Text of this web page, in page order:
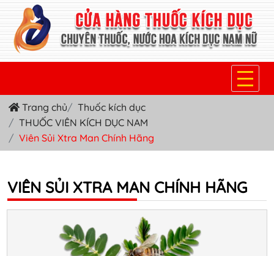
TRANG CHỦ
THUỐC KÍCH DỤC NỮ
THUỐC VIÊN KÍCH DỤC NAM
SẢN PHẨM KHÁC
TIN TỨC & BLOG
Trang chủ
Thuốc kích dục
THUỐC VIÊN KÍCH DỤC NAM
Viên Sủi Xtra Man Chính Hãng
VIÊN SỦI XTRA MAN CHÍNH HÃNG